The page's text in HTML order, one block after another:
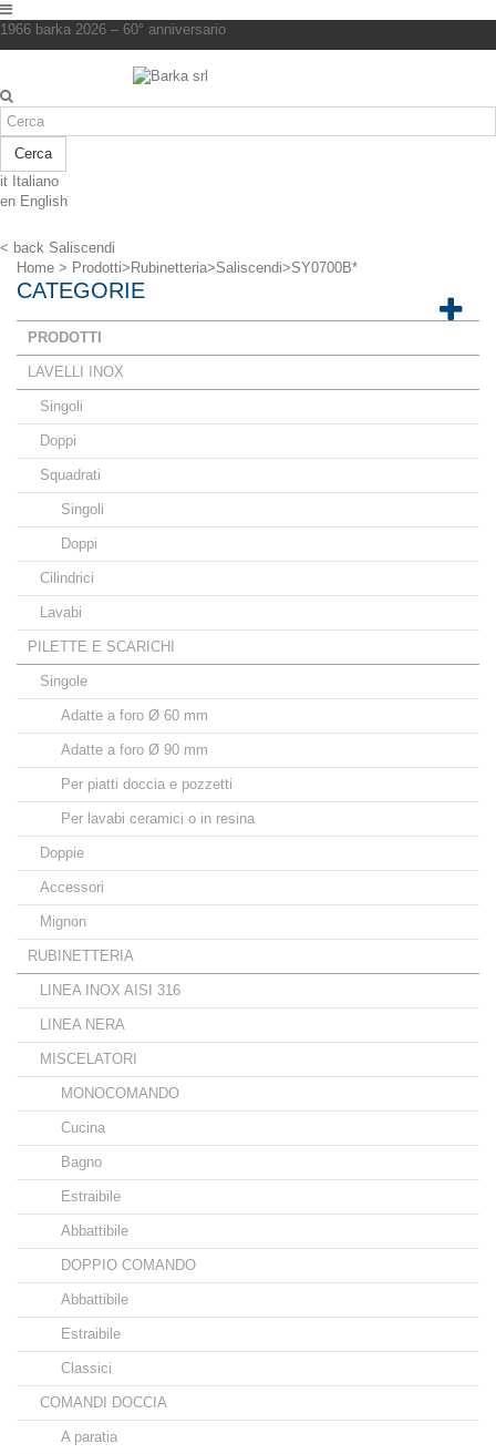
1966 barka 2026 – 60° anniversario
Cerca
it Italiano
en English
< back Saliscendi
Home > Prodotti> Rubinetteria>Saliscendi>SY0700B*
CATEGORIE
PRODOTTI
LAVELLI INOX
Singoli
Doppi
Squadrati
Singoli
Doppi
Cilindrici
Lavabi
PILETTE E SCARICHI
Singole
Adatte a foro Ø 60 mm
Adatte a foro Ø 90 mm
Per piatti doccia e pozzetti
Per lavabi ceramici o in resina
Doppie
Accessori
Mignon
RUBINETTERIA
LINEA INOX AISI 316
LINEA NERA
MISCELATORI
MONOCOMANDO
Cucina
Bagno
Estraibile
Abbattibile
DOPPIO COMANDO
Abbattibile
Estraibile
Classici
COMANDI DOCCIA
A paratia